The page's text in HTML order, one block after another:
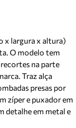
x largura x altura)
O modelo tem
na parte
Traz alça
presas por
zíper e puxador em
detalhe em metal e